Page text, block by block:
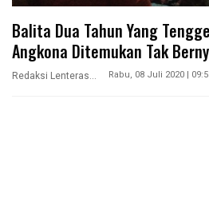
Balita Dua Tahun Yang
Angkona Ditemukan Tak
Rabu, 08 Juli 2020 |